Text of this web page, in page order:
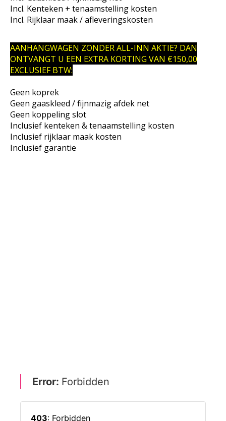
Incl. Kenteken + tenaamstelling kosten
Incl. Rijklaar maak / afleveringskosten
AANHANGWAGEN ZONDER ALL-INN AKTIE? DAN
ONTVANGT U EEN EXTRA KORTING VAN €150,00
EXCLUSIEF BTW:
Geen koprek
Geen gaaskleed / fijnmazig afdek net
Geen koppeling slot
Inclusief kenteken & tenaamstelling kosten
Inclusief rijklaar maak kosten
Inclusief garantie